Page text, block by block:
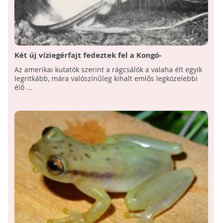
Két új víziegérfajt fedeztek fel a Kongó-
medencében
Az amerikai kutatók szerint a rágcsálók a valaha élt egyik
legritkább, mára valószínűleg kihalt emlős legközelebbi
élő ...